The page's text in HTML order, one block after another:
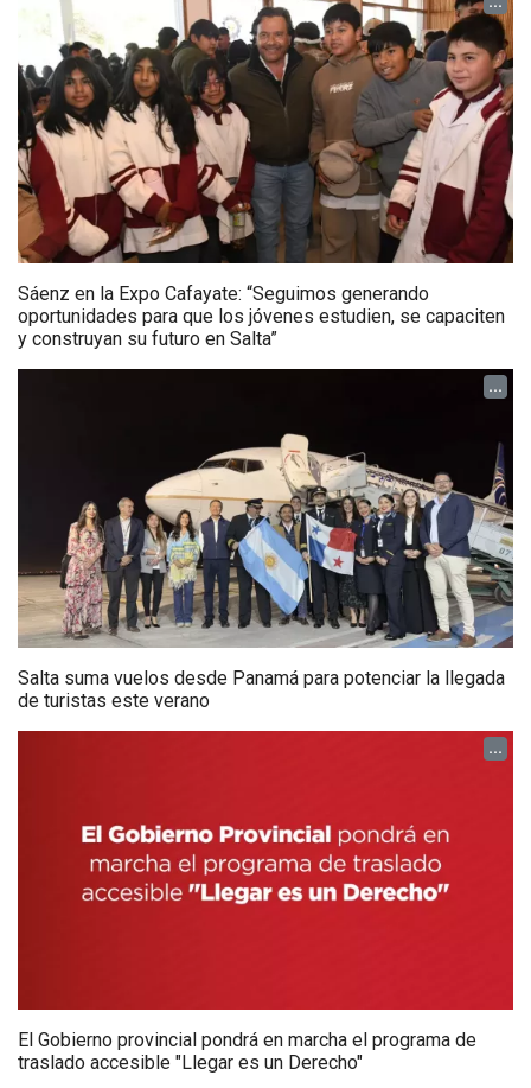
Sáenz en la Expo Cafayate: “Seguimos generando
oportunidades para que los jóvenes estudien, se capaciten
y construyan su futuro en Salta”
...
Salta suma vuelos desde Panamá para potenciar la llegada
de turistas este verano
...
El Gobierno provincial pondrá en marcha el programa de
traslado accesible "Llegar es un Derecho"